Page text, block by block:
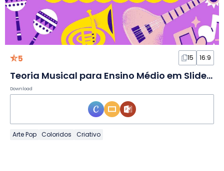
5 15 16:9
Teoria Musical para Ensino Médio em Slides Ilustrados Roxo e Amarelo
Download
Arte Pop Coloridos Criativo